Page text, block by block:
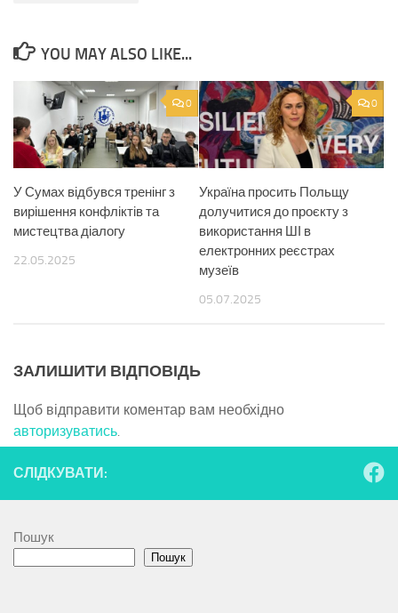
YOU MAY ALSO LIKE...
0
У Сумах відбувся тренінг з
вирішення конфліктів та
мистецтва діалогу
22.05.2025
0
Україна просить Польщу
долучитися до проєкту з
використання ШІ в
електронних реєстрах
музеїв
05.07.2025
ЗАЛИШИТИ ВІДПОВІДЬ
Щоб відправити коментар вам необхідно
авторизуватись.
СЛІДКУВАТИ:
Пошук
Пошук